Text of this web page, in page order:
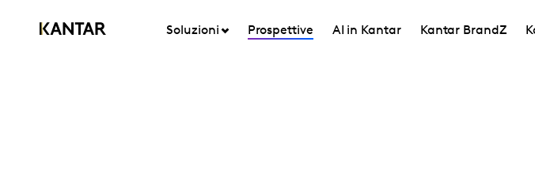
Soluzioni Prospettive AI in Kantar Kantar BrandZ